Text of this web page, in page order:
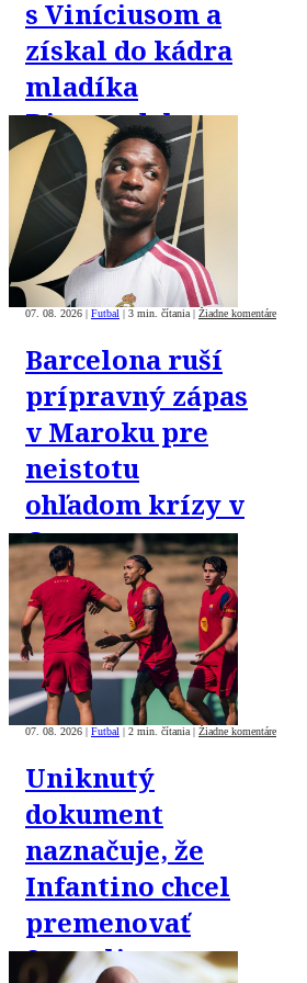
s Viníciusom a
získal do kádra
mladíka
Diomandeho
07. 08. 2026 | Futbal | 3 min. čítania | Žiadne komentáre
Barcelona ruší
prípravný zápas
v Maroku pre
neistotu
ohľadom krízy v
Ceute
07. 08. 2026 | Futbal | 2 min. čítania | Žiadne komentáre
Uniknutý
dokument
naznačuje, že
Infantino chcel
premenovať
Superligu na